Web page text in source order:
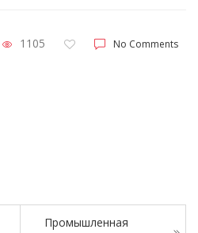
1105 No Comments
Промышленная